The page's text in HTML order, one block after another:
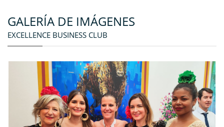
GALERÍA DE IMÁGENES
EXCELLENCE BUSINESS CLUB